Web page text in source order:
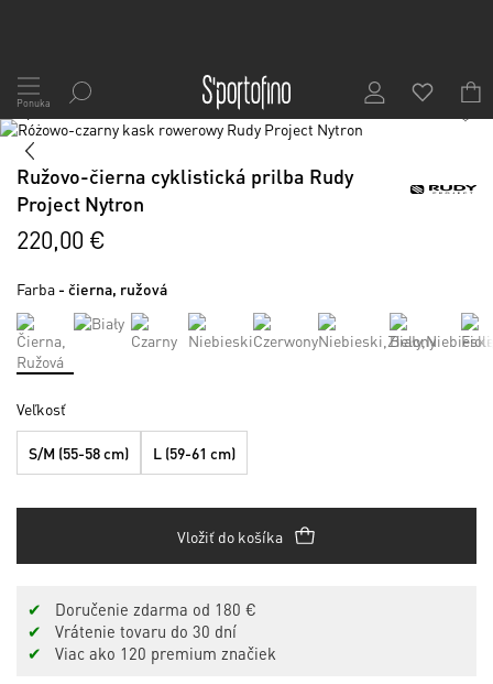
Skip
to
Content
Ponuka
Preskočiť
koniec
galérie
obrázkov
1/5
Preskočiť
začiatok
galérie
obrázkov
Ružovo-čierna cyklistická prilba Rudy
Project Nytron
220,00 €
Farba - čierna, ružová
Veľkosť
S/M (55-58 cm) L (59-61 cm)
Vložiť do košíka
✔
Doručenie zdarma od 180 €
✔
Vrátenie tovaru do 30 dní
✔
Viac ako 120 premium značiek